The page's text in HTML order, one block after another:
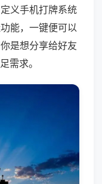
义手机打牌系统
能，一键便可以
是想分享给好友
需求。